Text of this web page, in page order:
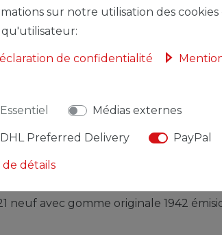
RESPONSABLE DE L'UE
neuf avec gomme originale 1942
sur notre utilisation des cookies
de confidentialité
Essentiel Médias externes
DHL Preferred Delivery PayPal
de détails